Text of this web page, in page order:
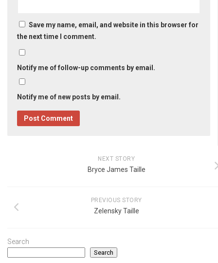
Save my name, email, and website in this browser for
the next time I comment.
Notify me of follow-up comments by email.
Notify me of new posts by email.
NEXT STORY
Bryce James Taille
PREVIOUS STORY
Zelensky Taille
Search
Search